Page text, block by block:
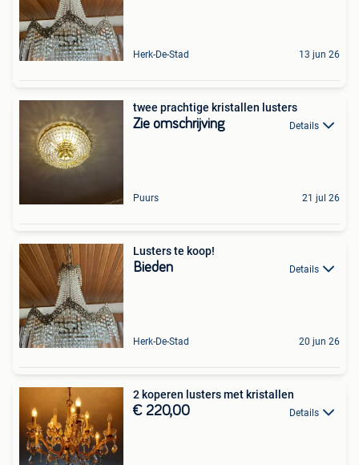
Herk-De-Stad 13 jun 26
twee prachtige kristallen lusters
Zie omschrijving Details
Puurs 21 jul 26
Lusters te koop!
Bieden Details
Herk-De-Stad 20 jun 26
2 koperen lusters met kristallen
€ 220,00 Details